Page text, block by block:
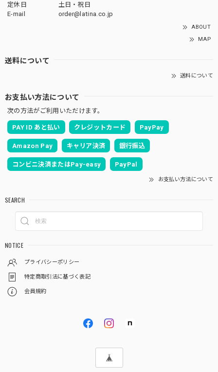
定休日
土日・祝日
E-mail
order@latina.co.jp
ABOUT
MAP
送料について
送料について
お支払い方法について
次の方法がご利用いただけます。
PAY ID あと払い クレジットカード PayPay
Amazon Pay キャリア決済 銀行振込
コンビニ決済またはPay-easy PayPal
お支払い方法について
SEARCH
NOTICE
プライバシーポリシー
特定商取引法に基づく表記
会員規約